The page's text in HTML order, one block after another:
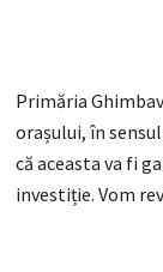
Primăria
orașului, în
că aceasta va fi
investiție. Vom